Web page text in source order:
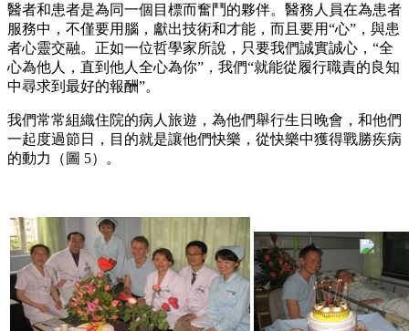
醫者和患者是為同一個目標而奮鬥的夥伴。醫務人員在為患者
服務中，不僅要用腦，獻出技術和才能，而且要用“心”，與患
者心靈交融。正如一位哲學家所說，只要我們誠實誠心，“全
心為他人，直到他人全心為你”，我們“就能從履行職責的良知
中尋求到最好的報酬”。
我們常常組織住院的病人旅遊，為他們舉行生日晚會，和他們
一起度過節日，目的就是讓他們快樂，從快樂中獲得戰勝疾病
的動力（圖 5）。